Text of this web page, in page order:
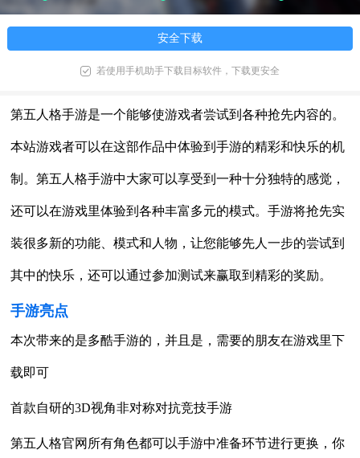
安全下载
若使用手机助手下载目标软件，下载更安全
第五人格手游是一个能够使游戏者尝试到各种抢先内容的。
本站游戏者可以在这部作品中体验到手游的精彩和快乐的机
制。第五人格手游中大家可以享受到一种十分独特的感觉，
还可以在游戏里体验到各种丰富多元的模式。手游将抢先实
装很多新的功能、模式和人物，让您能够先人一步的尝试到
其中的快乐，还可以通过参加测试来赢取到精彩的奖励。
手游亮点
本次带来的是多酷手游的，并且是，需要的朋友在游戏里下
载即可
首款自研的3D视角非对称对抗竞技手游
第五人格官网所有角色都可以手游中准备环节进行更换，你